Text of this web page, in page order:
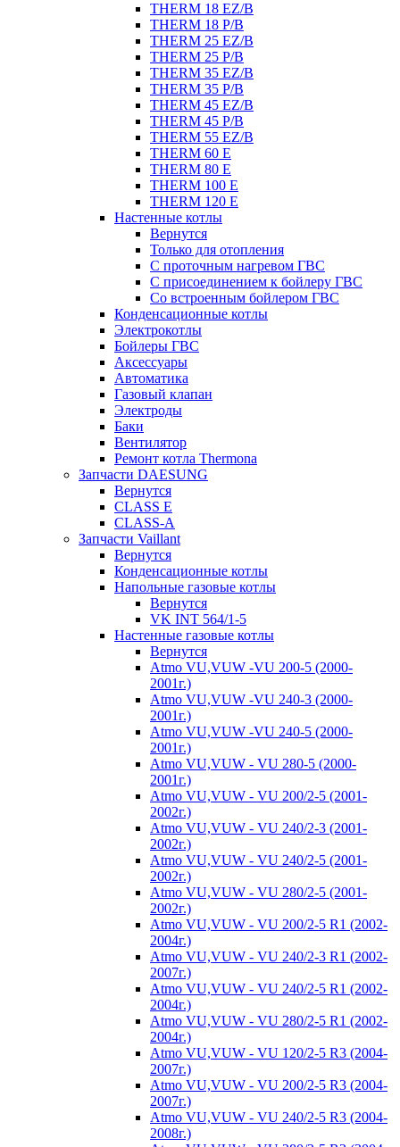
THERM 18 EZ/B
THERM 18 P/B
THERM 25 EZ/B
THERM 25 P/B
THERM 35 EZ/B
THERM 35 P/B
THERM 45 EZ/B
THERM 45 P/B
THERM 55 EZ/B
THERM 60 E
THERM 80 E
THERM 100 E
THERM 120 E
Настенные котлы
Вернутся
Только для отопления
С проточным нагревом ГВС
С присоединением к бойлеру ГВС
Со встроенным бойлером ГВС
Конденсационные котлы
Электрокотлы
Бойлеры ГВС
Аксессуары
Автоматика
Газовый клапан
Электроды
Баки
Вентилятор
Ремонт котла Thermona
Запчасти DAESUNG
Вернутся
CLASS E
CLASS-A
Запчасти Vaillant
Вернутся
Конденсационные котлы
Напольные газовые котлы
Вернутся
VK INT 564/1-5
Настенные газовые котлы
Вернутся
Atmo VU,VUW -VU 200-5 (2000-
2001г.)
Atmo VU,VUW -VU 240-3 (2000-
2001г.)
Atmo VU,VUW -VU 240-5 (2000-
2001г.)
Atmo VU,VUW - VU 280-5 (2000-
2001г.)
Atmo VU,VUW - VU 200/2-5 (2001-
2002г.)
Atmo VU,VUW - VU 240/2-3 (2001-
2002г.)
Atmo VU,VUW - VU 240/2-5 (2001-
2002г.)
Atmo VU,VUW - VU 280/2-5 (2001-
2002г.)
Atmo VU,VUW - VU 200/2-5 R1 (2002-
2004г.)
Atmo VU,VUW - VU 240/2-3 R1 (2002-
2007г.)
Atmo VU,VUW - VU 240/2-5 R1 (2002-
2004г.)
Atmo VU,VUW - VU 280/2-5 R1 (2002-
2004г.)
Atmo VU,VUW - VU 120/2-5 R3 (2004-
2007г.)
Atmo VU,VUW - VU 200/2-5 R3 (2004-
2007г.)
Atmo VU,VUW - VU 240/2-5 R3 (2004-
2008г.)